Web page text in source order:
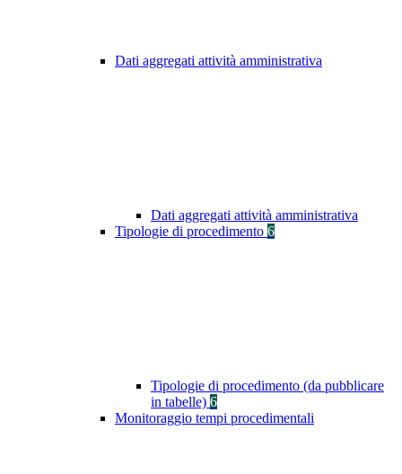
Dati aggregati attività amministrativa
Dati aggregati attività amministrativa
Tipologie di procedimento 6
Tipologie di procedimento (da pubblicare
in tabelle) 6
Monitoraggio tempi procedimentali